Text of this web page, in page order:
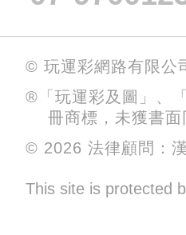
© 玩運彩網路有限公
®「玩運彩及圖」、
冊商標，未獲書面
© 2026 法律顧問：
This site is protected